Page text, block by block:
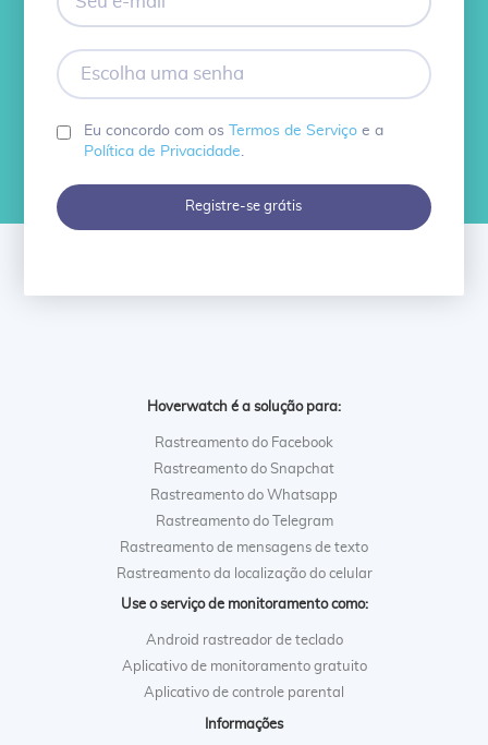
mail
uma
senha
Eu concordo com os Termos de Serviçoe a
Política de Privacidade
Registre-se grátis
Hoverwatch é a solução para:
Rastreamento do Facebook
Rastreamento do Snapchat
Rastreamento do Whatsapp
Rastreamento do Telegram
Rastreamento de mensagens de texto
Rastreamento da localização do celular
Use o serviço de monitoramento como:
Android rastreador de teclado
Aplicativo de monitoramento gratuito
Aplicativo de controle parental
Informações